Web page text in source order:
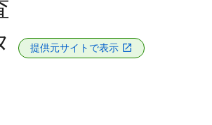
提供元サイトで表示